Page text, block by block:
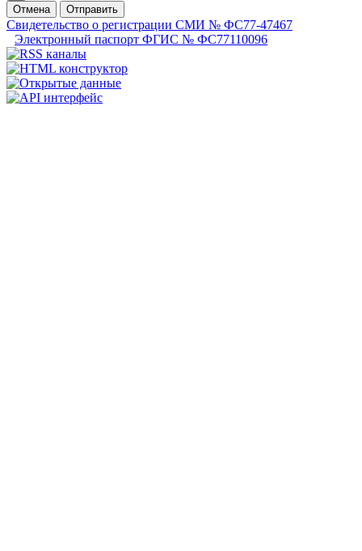
Отмена
Отправить
Свидетельство о регистрации СМИ № ФС77-47467
Электронный паспорт ФГИС № ФС77110096